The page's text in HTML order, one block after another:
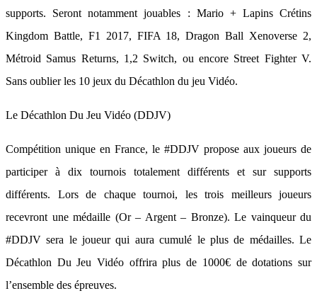
supports. Seront notamment jouables : Mario + Lapins Crétins
Kingdom Battle, F1 2017, FIFA 18, Dragon Ball Xenoverse 2,
Métroid Samus Returns, 1,2 Switch, ou encore Street Fighter V.
Sans oublier les 10 jeux du Décathlon du jeu Vidéo.
Le Décathlon Du Jeu Vidéo (DDJV)
Compétition unique en France, le #DDJV propose aux joueurs de
participer à dix tournois totalement différents et sur supports
différents. Lors de chaque tournoi, les trois meilleurs joueurs
recevront une médaille (Or – Argent – Bronze). Le vainqueur du
#DDJV sera le joueur qui aura cumulé le plus de médailles. Le
Décathlon Du Jeu Vidéo offrira plus de 1000€ de dotations sur
l’ensemble des épreuves.